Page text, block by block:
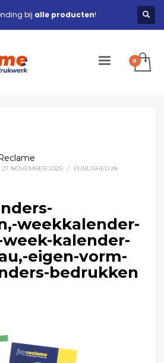
bij alle producten!
27 NOVEMBER 2025 / PUBLISHED IN
weekkalender-
kalender-
eigen-vorm-
bedrukken